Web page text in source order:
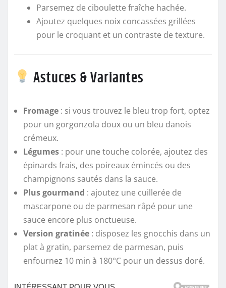
Parsemez de ciboulette fraîche hachée.
Ajoutez quelques noix concassées grillées
pour le croquant et un contraste de texture.
Astuces & Variantes
Fromage : si vous trouvez le bleu trop fort, optez
pour un gorgonzola doux ou un bleu danois
crémeux.
Légumes : pour une touche colorée, ajoutez des
épinards frais, des poireaux émincés ou des
champignons sautés dans la sauce.
Plus gourmand : ajoutez une cuillerée de
mascarpone ou de parmesan râpé pour une
sauce encore plus onctueuse.
Version gratinée : disposez les gnocchis dans un
plat à gratin, parsemez de parmesan, puis
enfournez 10 min à 180°C pour un dessus doré.